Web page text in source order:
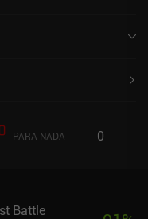
5,0 en la App Store
PARA NADA 0
Battle